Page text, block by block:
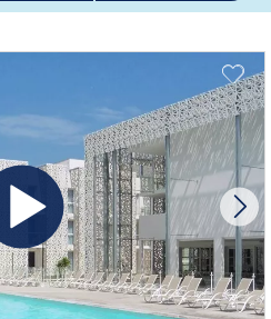
mai au 30 juin 2026 inclus, pour des
inclus. Sur une liste de destinations et